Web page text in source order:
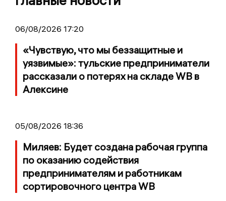
06/08/2026 17:20
«Чувствую, что мы беззащитные и
уязвимые»: тульские предприниматели
рассказали о потерях на складе WB в
Алексине
05/08/2026 18:36
Миляев: Будет создана рабочая группа
по оказанию содействия
предпринимателям и работникам
сортировочного центра WB